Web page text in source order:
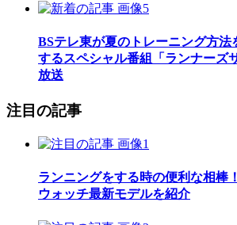
BSテレ東が夏のトレーニング方法
するスペシャル番組「ランナーズ
放送
注目の記事
ランニングをする時の便利な相棒
ウォッチ最新モデルを紹介